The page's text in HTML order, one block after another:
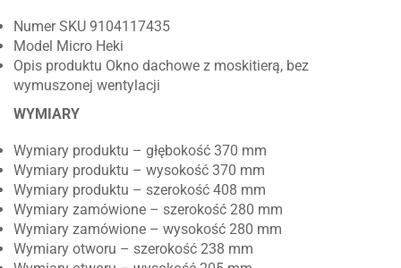
Numer SKU 9104117435
Model Micro Heki
Opis produktu Okno dachowe z moskitierą, bez
wymuszonej wentylacji
WYMIARY
Wymiary produktu – głębokość 370 mm
Wymiary produktu – wysokość 370 mm
Wymiary produktu – szerokość 408 mm
Wymiary zamówione – szerokość 280 mm
Wymiary zamówione – wysokość 280 mm
Wymiary otworu – szerokość 238 mm